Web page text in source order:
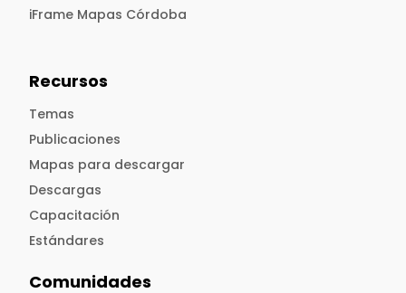
iFrame Mapas Córdoba
Recursos
Temas
Publicaciones
Mapas para descargar
Descargas
Capacitación
Estándares
Comunidades